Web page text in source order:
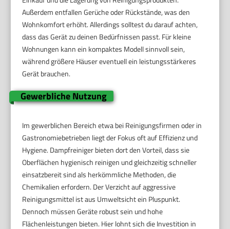
Außerdem entfallen Gerüche oder Rückstände, was den
Wohnkomfort erhöht. Allerdings solltest du darauf achten,
dass das Gerät zu deinen Bedürfnissen passt. Für kleine
Wohnungen kann ein kompaktes Modell sinnvoll sein,
während größere Häuser eventuell ein leistungsstärkeres
Gerät brauchen.
Gewerbliche Nutzung
Im gewerblichen Bereich etwa bei Reinigungsfirmen oder in
Gastronomiebetrieben liegt der Fokus oft auf Effizienz und
Hygiene. Dampfreiniger bieten dort den Vorteil, dass sie
Oberflächen hygienisch reinigen und gleichzeitig schneller
einsatzbereit sind als herkömmliche Methoden, die
Chemikalien erfordern. Der Verzicht auf aggressive
Reinigungsmittel ist aus Umweltsicht ein Pluspunkt.
Dennoch müssen Geräte robust sein und hohe
Flächenleistungen bieten. Hier lohnt sich die Investition in